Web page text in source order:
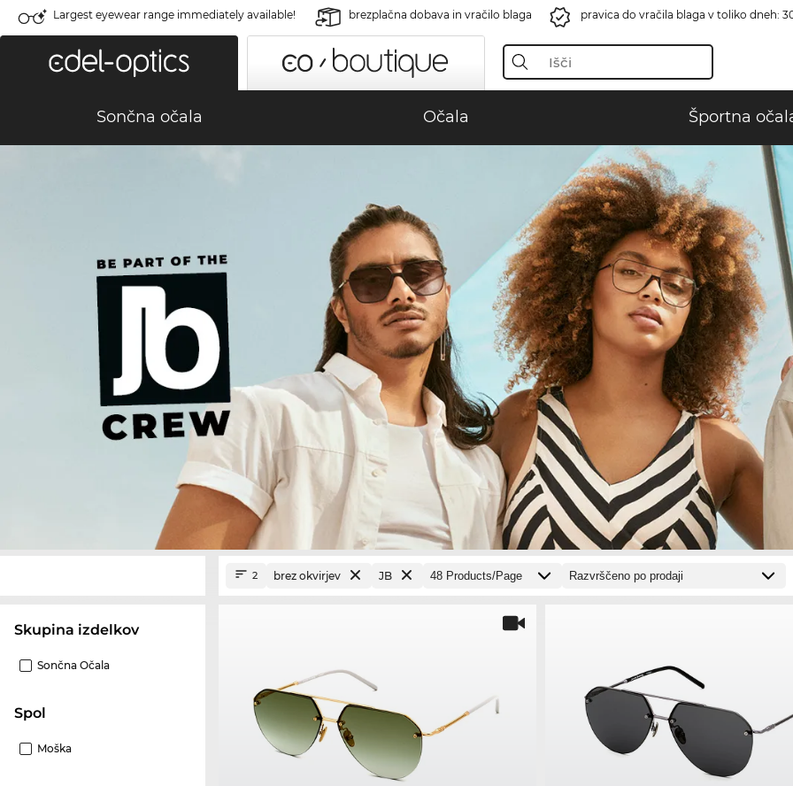
Largest eyewear range immediately available! brezplačna dobava in vračilo blaga pravica do vračila blaga v toliko dneh:
Sončna očala Očala Športna
Skupina izdelkov
Sončna Očala
Spol
Moška
2 brez okvirjev JB